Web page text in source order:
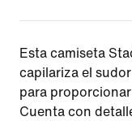
Esta camiseta
capilariza el
para
Cuenta con